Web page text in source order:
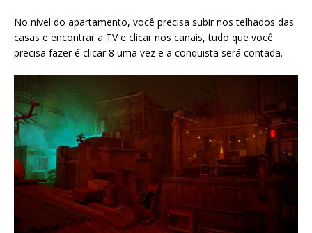
No nível do apartamento, você precisa subir nos telhados das
casas e encontrar a TV e clicar nos canais, tudo que você
precisa fazer é clicar 8 uma vez e a conquista será contada.